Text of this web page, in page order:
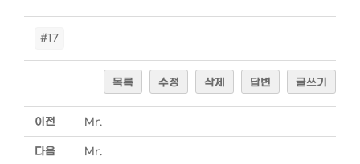
#17
목록 수정 삭제 답변 글쓰기
이전 Mr.
다음 Mr.